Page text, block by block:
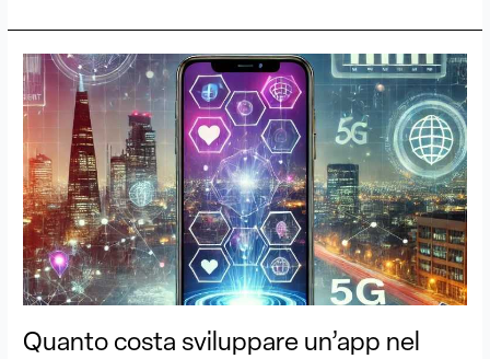
Quanto costa sviluppare un’app nel
Quanto
costa
sviluppare
un’app
nel
2026
?
Previsioni
e
trend
di